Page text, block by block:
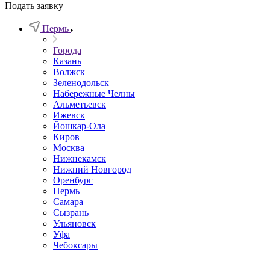
Подать заявку
Пермь
Города
Казань
Волжск
Зеленодольск
Набережные Челны
Альметьевск
Ижевск
Йошкар-Ола
Киров
Москва
Нижнекамск
Нижний Новгород
Оренбург
Пермь
Самара
Сызрань
Ульяновск
Уфа
Чебоксары